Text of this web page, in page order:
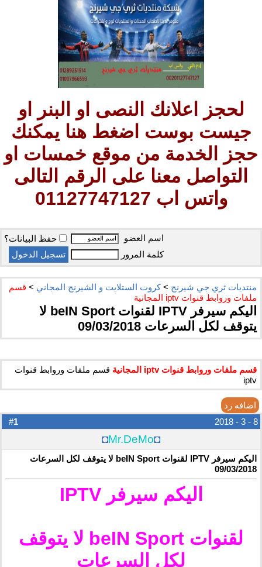
لحجز اعلانك النصى او البنر او
جيست بوست اضغط هنا يمكنك
حجز الخدمة من موقع خمسات او
التواصل معنا على الرقم التالى
واتس اب 01127747127
اسم العضو
حفظ البيانات؟
كلمة المرور
منتديات ثري جي شيرنج >كروت الستلايت و الشيرنج المجاني > قسم
ملفات وروابط قنوات iptv المجانية
اليكم سيرفر IPTV لقنوات beIN Sport لا
يتوقف لكل السرعات 09/03/2018
قسم ملفات وروابط قنوات iptv المجانية
قسم ملفات وروابط قنوات
iptv
اضافه رد
1 8 - 3 - 2018
◘
Mr.DeMo
◘
اليكم سيرفر IPTV لقنوات beIN Sport لا يتوقف لكل السرعات
09/03/2018
اليكم سيرفر IPTV
لقنوات beIN Sport لا يتوقف
لكل السرعات